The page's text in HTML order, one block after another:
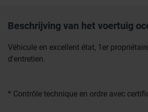
Beschrijving van het voertuig
Véhicule en excellent état, 1er
d'entretien.
* Contrôle technique en ordre avec